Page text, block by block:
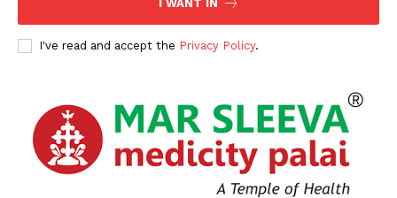
I WANT IN
I've read and accept the Privacy Policy.